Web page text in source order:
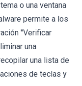
o una ventana
permite a los
"Verificar
una
una lista de
de teclas y